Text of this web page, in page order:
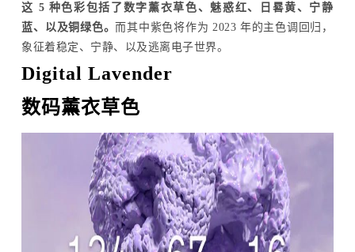
这 5 种色彩包括了数字薰衣草色、魅惑红、日晷黄、宁静
蓝、以及铜绿色。 而其中紫色将作为 2023 年的主色调回归，
象征着稳定、宁静、以及逃离电子世界。
Digital Lavender
数码薰衣草色